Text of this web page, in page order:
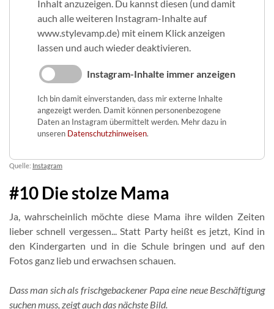
Inhalt anzuzeigen. Du kannst diesen (und damit
auch alle weiteren Instagram-Inhalte auf
www.stylevamp.de) mit einem Klick anzeigen
lassen und auch wieder deaktivieren.
Instagram-Inhalte immer anzeigen
Ich bin damit einverstanden, dass mir externe Inhalte
angezeigt werden. Damit können personenbezogene
Daten an Instagram übermittelt werden. Mehr dazu in
unseren Datenschutzhinweisen.
Quelle: Instagram
#10 Die stolze Mama
Ja, wahrscheinlich möchte diese Mama ihre wilden Zeiten
lieber schnell vergessen... Statt Party heißt es jetzt, Kind in
den Kindergarten und in die Schule bringen und auf den
Fotos ganz lieb und erwachsen schauen.
Dass man sich als frischgebackener Papa eine neue Beschäftigung
suchen muss, zeigt auch das nächste Bild.